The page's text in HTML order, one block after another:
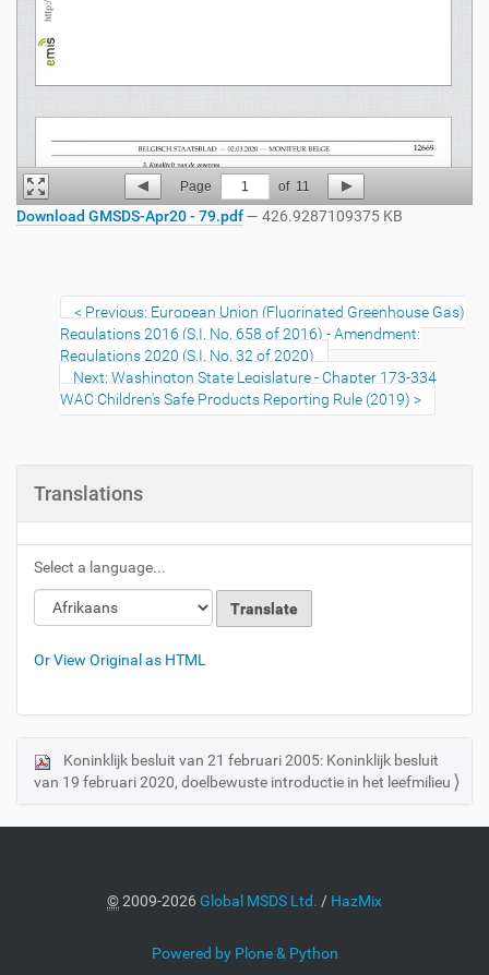
Page 1 of 11
Download GMSDS-Apr20 - 79.pdf— 426.9287109375 KB
Previous: European Union (Fluorinated Greenhouse Gas)
Regulations 2016 (S.I. No. 658 of 2016) - Amendment:
Regulations 2020 (S.I. No. 32 of 2020)
Next: Washington State Legislature - Chapter 173-334
WAC Children's Safe Products Reporting Rule (2019)
Translations
Select a language...
Or View Original as HTML
N
a
Koninklijk besluit van 21 februari 2005: Koninklijk besluit
van 19 februari 2020, doelbewuste introductie in het leefmilieu
©2009-2026Global MSDS Ltd. / HazMix
Powered by Plone & Python